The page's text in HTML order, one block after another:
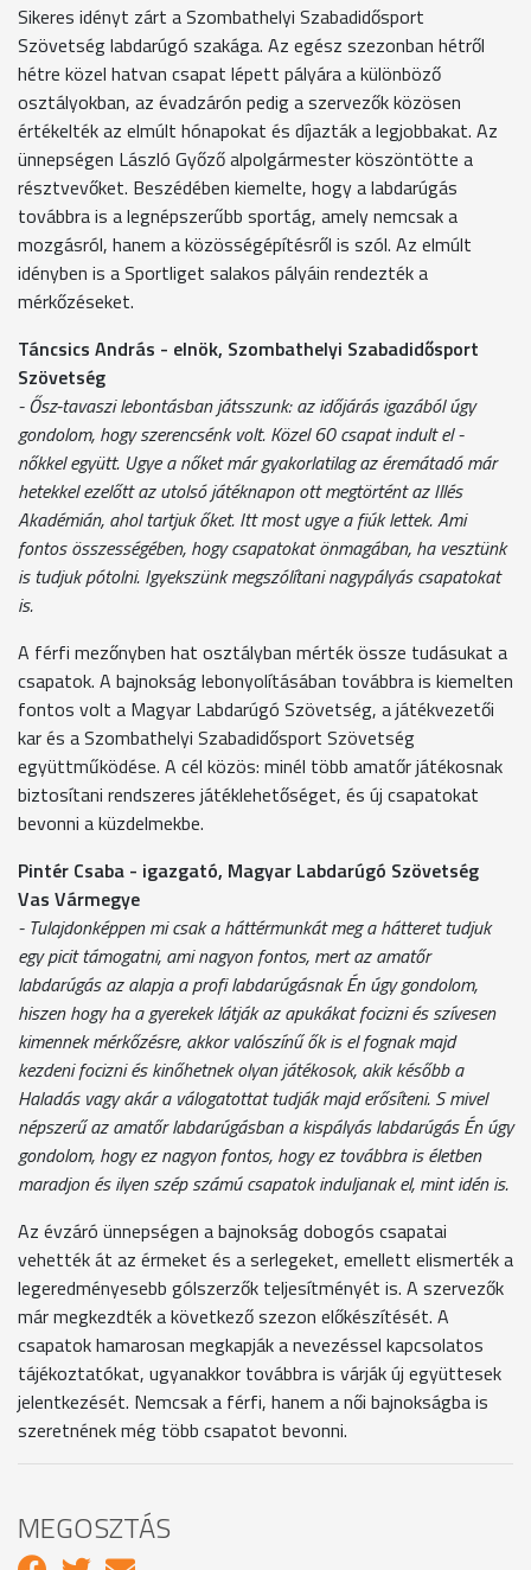
Sikeres idényt zárt a Szombathelyi Szabadidősport
Szövetség labdarúgó szakága. Az egész szezonban hétről
hétre közel hatvan csapat lépett pályára a különböző
osztályokban, az évadzárón pedig a szervezők közösen
értékelték az elmúlt hónapokat és díjazták a legjobbakat. Az
ünnepségen László Győző alpolgármester köszöntötte a
résztvevőket. Beszédében kiemelte, hogy a labdarúgás
továbbra is a legnépszerűbb sportág, amely nemcsak a
mozgásról, hanem a közösségépítésről is szól. Az elmúlt
idényben is a Sportliget salakos pályáin rendezték a
mérkőzéseket.
Táncsics András - elnök, Szombathelyi Szabadidősport
Szövetség
- Ősz-tavaszi lebontásban játsszunk: az időjárás igazából úgy
gondolom, hogy szerencsénk volt. Közel 60 csapat indult el -
nőkkel együtt. Ugye a nőket már gyakorlatilag az éremátadó már
hetekkel ezelőtt az utolsó játéknapon ott megtörtént az Illés
Akadémián, ahol tartjuk őket. Itt most ugye a fiúk lettek. Ami
fontos összességében, hogy csapatokat önmagában, ha vesztünk
is tudjuk pótolni. Igyekszünk megszólítani nagypályás csapatokat
is.
A férfi mezőnyben hat osztályban mérték össze tudásukat a
csapatok. A bajnokság lebonyolításában továbbra is kiemelten
fontos volt a Magyar Labdarúgó Szövetség, a játékvezetői
kar és a Szombathelyi Szabadidősport Szövetség
együttműködése. A cél közös: minél több amatőr játékosnak
biztosítani rendszeres játéklehetőséget, és új csapatokat
bevonni a küzdelmekbe.
Pintér Csaba - igazgató, Magyar Labdarúgó Szövetség
Vas Vármegye
- Tulajdonképpen mi csak a háttérmunkát meg a hátteret tudjuk
egy picit támogatni, ami nagyon fontos, mert az amatőr
labdarúgás az alapja a profi labdarúgásnak Én úgy gondolom,
hiszen hogy ha a gyerekek látják az apukákat focizni és szívesen
kimennek mérkőzésre, akkor valószínű ők is el fognak majd
kezdeni focizni és kinőhetnek olyan játékosok, akik később a
Haladás vagy akár a válogatottat tudják majd erősíteni. S mivel
népszerű az amatőr labdarúgásban a kispályás labdarúgás Én úgy
gondolom, hogy ez nagyon fontos, hogy ez továbbra is életben
maradjon és ilyen szép számú csapatok induljanak el, mint idén is.
Az évzáró ünnepségen a bajnokság dobogós csapatai
vehették át az érmeket és a serlegeket, emellett elismerték a
legeredményesebb gólszerzők teljesítményét is. A szervezők
már megkezdték a következő szezon előkészítését. A
csapatok hamarosan megkapják a nevezéssel kapcsolatos
tájékoztatókat, ugyanakkor továbbra is várják új együttesek
jelentkezését. Nemcsak a férfi, hanem a női bajnokságba is
szeretnének még több csapatot bevonni.
MEGOSZTÁS